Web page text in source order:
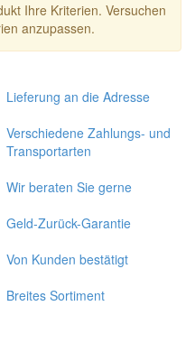
Ihre Kriterien. Versuchen
anzupassen.
Lieferung an die Adresse
Verschiedene Zahlungs- und
Transportarten
Wir beraten Sie gerne
Geld-Zurück-Garantie
Von Kunden bestätigt
Breites Sortiment